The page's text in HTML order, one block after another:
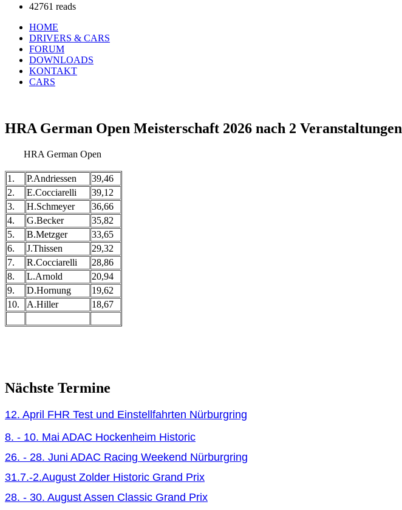
42761 reads
HOME
DRIVERS & CARS
FORUM
DOWNLOADS
KONTAKT
CARS
HRA German Open Meisterschaft 2026 nach 2 Veranstaltungen
HRA German Open
1. P.Andriessen
39,46
2.
E.Cocciarelli
39,12
3.
H.Schmeyer
36,66
4.
G.Becker
35,82
5.
B.Metzger
33,65
6.
J.Thissen
29,32
7.
R.Cocciarelli
28,86
8.
L.Arnold
20,94
9.
D.Hornung
19,62
10.
A.Hiller 18,67
Nächste Termine
12. April FHR Test und Einstellfahrten Nürburgring
8. - 10. Mai ADAC Hockenheim Historic
26. - 28. Juni ADAC Racing Weekend Nürburgring
31.7.-2.August Zolder Historic Grand Prix
28. - 30. August Assen Classic Grand Prix